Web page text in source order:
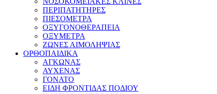
ΠΕΡΙΠΑΤΗΤΗΡΕΣ
ΠΙΕΣΟΜΕΤΡΑ
ΟΞΥΓΟΝΟΘΕΡΑΠΕΙΑ
ΟΞΥΜΕΤΡΑ
ΖΩΝΕΣ ΑΙΜΟΛΗΨΙΑΣ
ΟΡΘΟΠΑΙΔΙΚΑ
ΑΓΚΩΝΑΣ
ΑΥΧΕΝΑΣ
ΓΟΝΑΤΟ
ΕΙΔΗ ΦΡΟΝΤΙΔΑΣ ΠΟΔΙΟΥ